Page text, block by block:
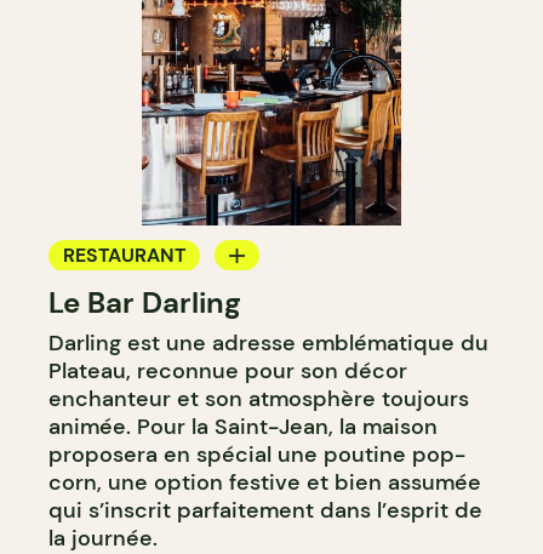
RESTAURANT
CAFÉ
BAR
BAR À COCKTAIL
Le Bar Darling
Darling est une adresse emblématique du
Plateau, reconnue pour son décor
enchanteur et son atmosphère toujours
animée. Pour la Saint-Jean, la maison
proposera en spécial une poutine pop-
corn, une option festive et bien assumée
qui s’inscrit parfaitement dans l’esprit de
la journée.